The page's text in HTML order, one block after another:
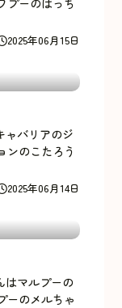
2025年06月15日
2025年06月14日
ャバリアのジ
ンのこたろう
はマルプーの
ーのメルちゃ